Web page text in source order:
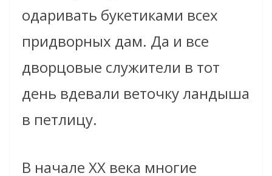
одаривать букетиками всех
придворных дам. Да и все
дворцовые служители в тот
день вдевали веточку ландыша
в петлицу.
В начале ХХ века многие